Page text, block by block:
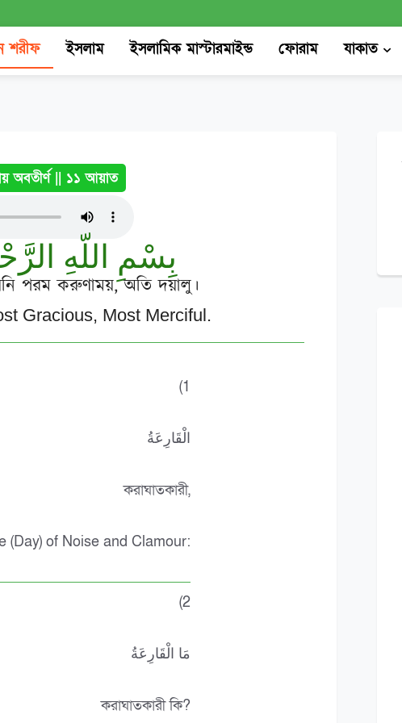
শরীফ ইসলাম ইসলামিক মাস্টারমাইন্ড ফোরাম যাকাত
অবতীর্ণ || ১১ আয়াত
بِسْمِ اللّهِ
পরম করুণাময়, অতি দয়ালু।
Gracious, Most Merciful.
(1
الْقَارِعَةُ
করাঘাতকারী,
(Day) of Noise and Clamour:
(2
مَا الْقَارِعَةُ
করাঘাতকারী কি?